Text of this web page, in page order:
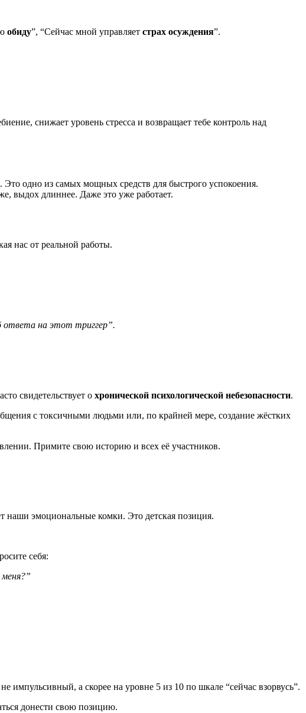
обиду”, “Сейчас мной управляет страх осуждения”.
снижает уровень стресса и возвращает тебе контроль над
Это одно из самых мощных средств для быстрого успокоения.
выдох длиннее. Даже это уже работает.
нас от реальной работы.
ответа на этот триггер”.
свидетельствует о хронической психологической небезопасности.
с токсичными людьми или, по крайней мере, создание жёстких
Примите свою историю и всех её участников.
наши эмоциональные комки. Это детская позиция.
себя:
а скорее на уровне 5 из 10 по шкале “сейчас взорвусь”.
донести свою позицию.